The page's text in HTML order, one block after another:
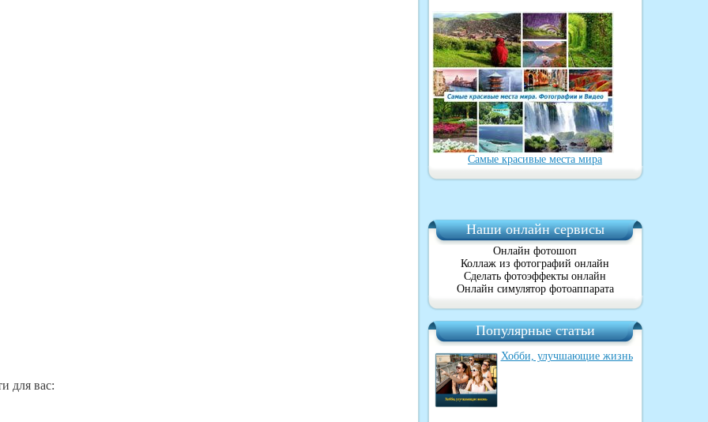
для вас:
Самые красивые места мира
Наши онлайн сервисы
Онлайн фотошоп
Коллаж из фотографий онлайн
Сделать фотоэффекты онлайн
Онлайн симулятор фотоаппарата
Популярные статьи
Хобби, улучшающие жизнь